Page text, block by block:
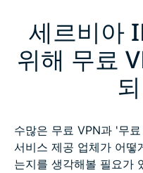
세르비아
위해 무료
수많은 무료 VPN과 '무
서비스 제공 업체가 어떻
는지를 생각해볼 필요가